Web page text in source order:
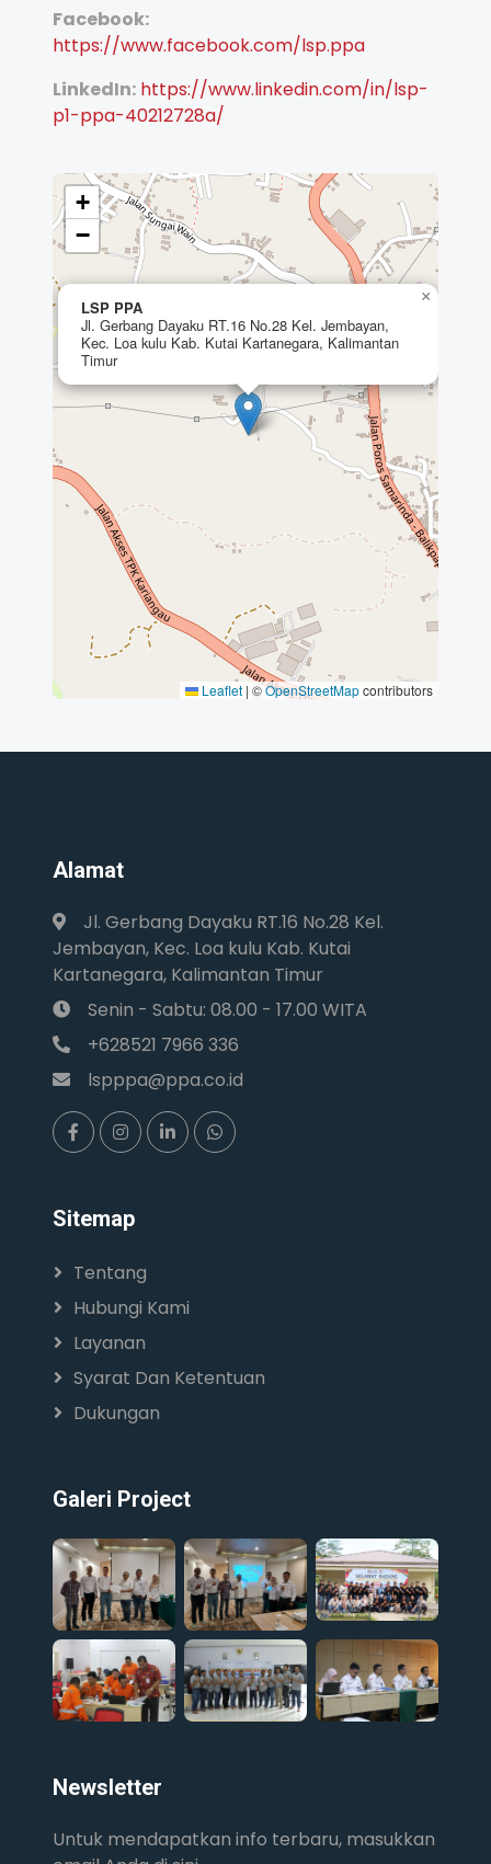
Facebook:
https://www.facebook.com/lsp.ppa
LinkedIn: https://www.linkedin.com/in/lsp-
p1-ppa-40212728a/
LSP PPA
Jl. Gerbang Dayaku RT.16 No.28 Kel. Jembayan,
Kec. Loa kulu Kab. Kutai Kartanegara, Kalimantan
Timur
×
+
−
Leaflet | ©OpenStreetMapcontributors
Alamat
Jl. Gerbang Dayaku RT.16 No.28 Kel.
Jembayan, Kec. Loa kulu Kab. Kutai
Kartanegara, Kalimantan Timur
Senin - Sabtu: 08.00 - 17.00 WITA
+628521 7966 336
lspppa@ppa.co.id
Sitemap
Tentang
Hubungi Kami
Layanan
Syarat Dan Ketentuan
Dukungan
Galeri Project
Newsletter
Untuk mendapatkan info terbaru, masukkan